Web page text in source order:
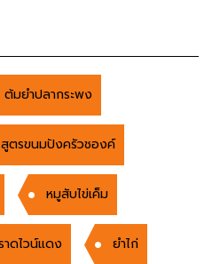
ต้มยำปลากระพง
สูตรขนมปังครัวชองค์
หมูสับไข่เค็ม
าดไวน์แดง ยำไก่